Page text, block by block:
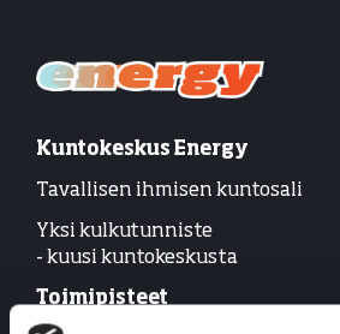
Kuntokeskus Energy
Tavallisen ihmisen kuntosali
Yksi kulkutunniste
- kuusi kuntokeskusta
Toimipisteet